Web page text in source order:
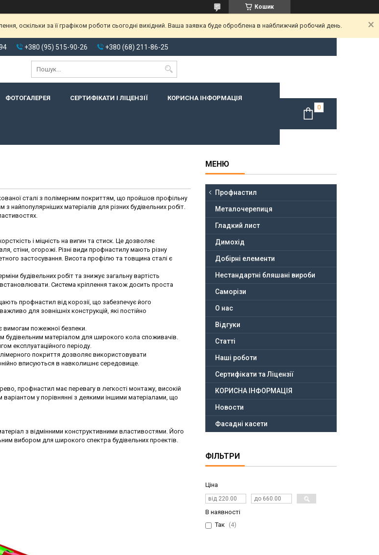
Кошик
оскільки за її графіком роботи сьогодні вихідний. Ваша заявка буде оброблена в найближчий робочий день.
+380 (95) 515-90-26 +380 (68) 211-86-25
ФОТОГАЛЕРЕЯ СЕРТИФІКАТИ І ЛІЦЕНЗІЇ КОРИСНА ІНФОРМАЦІЯ
сталі з полімерним покриттям, що пройшов профільну
найпопулярніших матеріалів для різних будівельних робіт.
і міцність на вигин та стиск. Це дозволяє
стіни, огорожі. Різні види профнастилу мають різну
застосування. Висота профілю та товщина сталі є
будівельних робіт та знижує загальну вартість
Система кріплення також досить проста
профнастил від корозії, що забезпечує його
для зовнішніх конструкцій, які постійно
пожежної безпеки.
будівельним матеріалом для широкого кола споживачів.
експлуатаційного періоду.
покриття дозволяє використовувати
вписуються в навколишнє середовище.
профнастил має перевагу в легкості монтажу, високій
варіантом у порівнянні з деякими іншими матеріалами, що
з відмінними конструктивними властивостями. Його
вибором для широкого спектра будівельних проектів.
Профнастил
Металочерепиця
Гладкий лист
Димохід
Добірні елементи
Нестандартні бляшані вироби
Саморізи
О нас
Відгуки
Статті
Наші роботи
Сертифікати та Ліцензії
КОРИСНА ІНФОРМАЦІЯ
Новости
Фасадні касети
ФІЛЬТРИ
Ціна
В наявності
Так
4